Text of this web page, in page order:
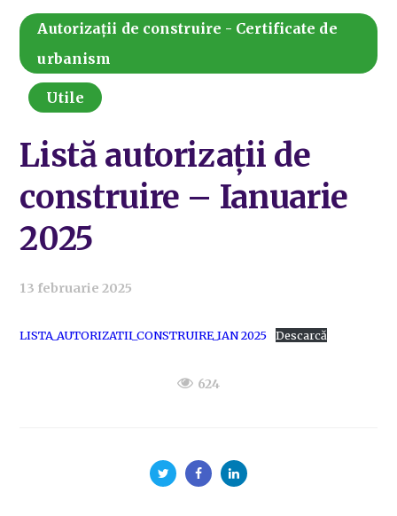
Autorizații de construire - Certificate de
urbanism
Utile
Listă autorizații de
construire – Ianuarie
2025
13 februarie 2025
LISTA_AUTORIZATII_CONSTRUIRE_IAN 2025 Descarcă
624